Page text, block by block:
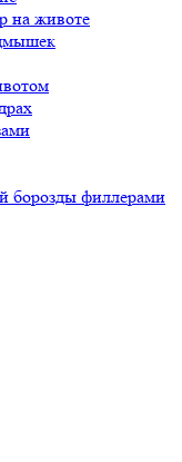
на животе
борозды филлерами